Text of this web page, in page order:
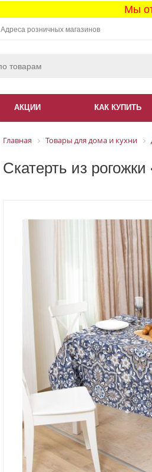
Мы
Адреса розничных магазинов
АКЦИИ КАК КУПИТЬ
Главная Товары для дома и кухни
Скатерть из